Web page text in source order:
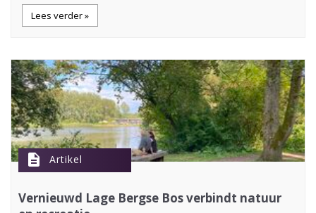
Lees verder »
description Artikel
Vernieuwd Lage Bergse Bos verbindt natuur